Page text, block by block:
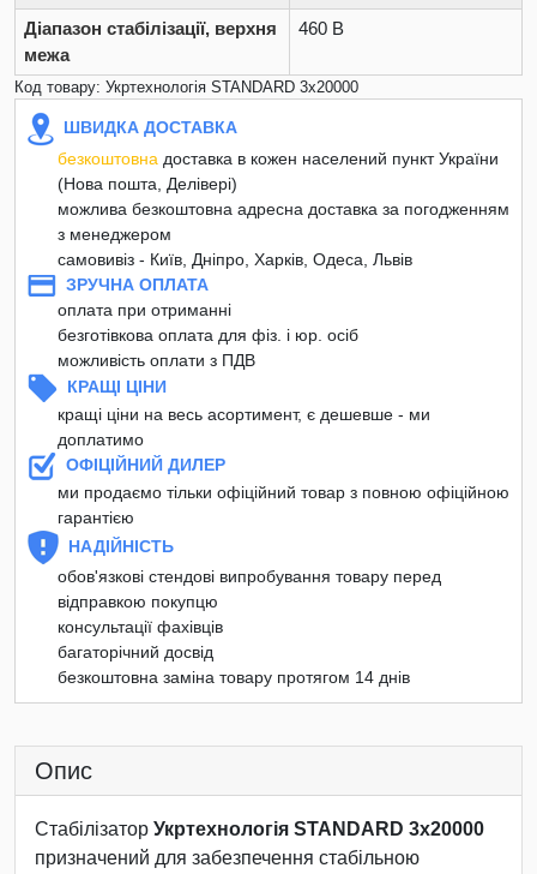
Діапазон стабілізації, верхня
межа
460 В
Код товару: Укртехнологія STANDARD 3х20000
ШВИДКА ДОСТАВКА
безкоштовна доставка в кожен населений пункт України
(Нова пошта, Делівері)
можлива безкоштовна адресна доставка за погодженням
з менеджером
самовивіз - Київ, Дніпро, Харків, Одеса, Львів
ЗРУЧНА ОПЛАТА
оплата при отриманні
безготівкова оплата для фіз. і юр. осіб
можливість оплати з ПДВ
КРАЩІ ЦІНИ
кращі ціни на весь асортимент, є дешевше - ми
доплатимо
ОФІЦІЙНИЙ ДИЛЕР
ми продаємо тільки офіційний товар з повною офіційною
гарантією
НАДІЙНІСТЬ
обов'язкові стендові випробування товару перед
відправкою покупцю
консультації фахівців
багаторічний досвід
безкоштовна заміна товару протягом 14 днів
Опис
Стабілізатор Укртехнологія STANDARD 3х20000
призначений для забезпечення стабільною